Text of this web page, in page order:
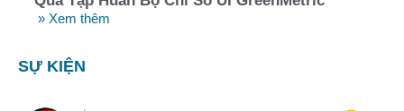
» Xem thêm
SỰ KIỆN